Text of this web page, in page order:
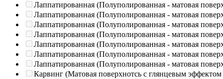
Лаппатированная (Полуполированная - матовая
Лаппатированная (Полуполированная - матовая
Лаппатированная (Полуполированная - матовая
Лаппатированная (Полуполированная - матовая
Лаппатированная (Полуполированная - матовая
Лаппатированная (Полуполированная - матовая
Лаппатированная (Полуполированная - матовая
Карвинг (Матовая поверхнотсь с глянцевым эффектом